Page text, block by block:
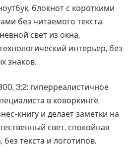
блокнот с короткими
без читаемого текста,
свет из окна,
интерьер, без
знаков.
3:2: гиперреалистичное
в коворкинге,
книгу и делает заметки на
свет, спокойная
текста и логотипов.